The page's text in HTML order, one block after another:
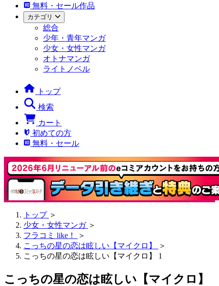
無料・セール作品
カテゴリ
総合
少年・青年マンガ
少女・女性マンガ
オトナマンガ
ライトノベル
トップ
検索
カート
初めての方
無料・セール
トップ ＞
少女・女性マンガ ＞
フラコミ like！
＞
こっちの星の恋は眩しい【マイクロ】
＞
こっちの星の恋は眩しい【マイクロ】 1
こっちの星の恋は眩しい【マイクロ】